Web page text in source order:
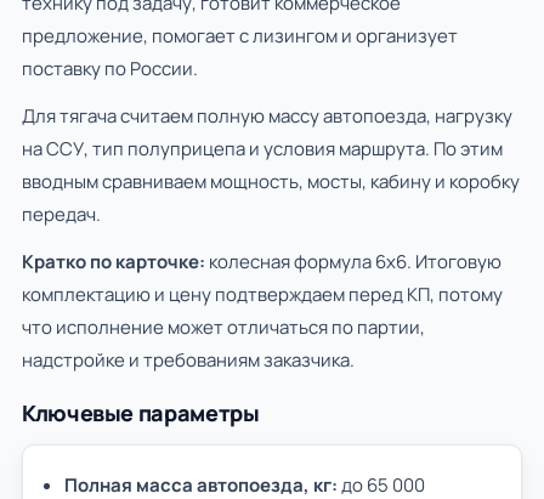
предложение, помогает с лизингом и организует
поставку по России.
Для тягача считаем полную массу автопоезда, нагрузку
на ССУ, тип полуприцепа и условия маршрута. По этим
вводным сравниваем мощность, мосты, кабину и коробку
передач.
Кратко по карточке: колесная формула 6х6. Итоговую
комплектацию и цену подтверждаем перед КП, потому
что исполнение может отличаться по партии,
надстройке и требованиям заказчика.
Ключевые параметры
Полная масса автопоезда, кг:до 65 000